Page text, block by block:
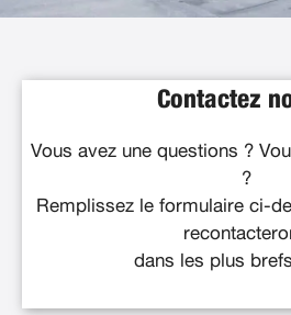
Contactez
Vous avez une questions ?
?
Remplissez le formulaire ci-
dans les plus